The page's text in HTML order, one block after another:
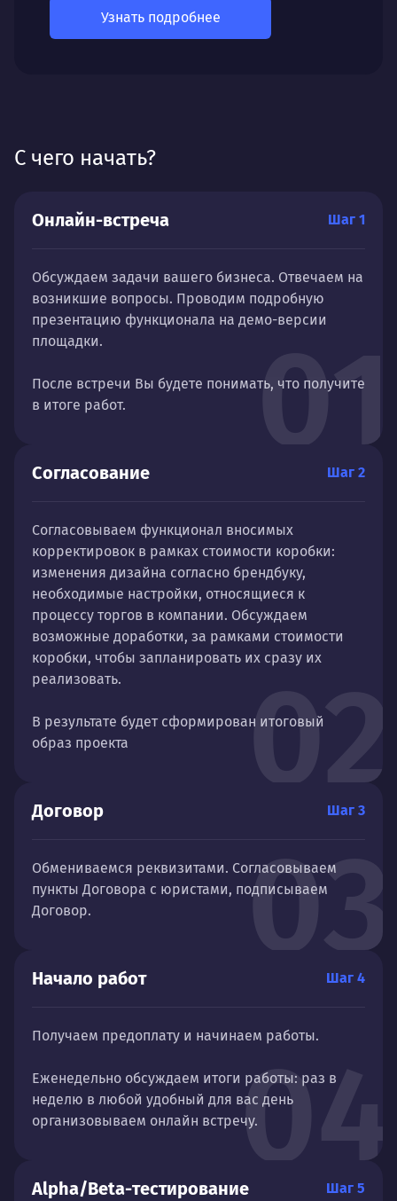
Узнать подробнее
С чего начать?
01
Онлайн-встреча Шаг 1
Обсуждаем задачи вашего бизнеса. Отвечаем на
возникшие вопросы. Проводим подробную
презентацию функционала на демо-версии
площадки.
После встречи Вы будете понимать, что получите
в итоге работ.
02
Согласование Шаг 2
Согласовываем функционал вносимых
корректировок в рамках стоимости коробки:
изменения дизайна согласно брендбуку,
необходимые настройки, относящиеся к
процессу торгов в компании. Обсуждаем
возможные доработки, за рамками стоимости
коробки, чтобы запланировать их сразу их
реализовать.
В результате будет сформирован итоговый
образ проекта
03
Договор Шаг 3
Обмениваемся реквизитами. Согласовываем
пункты Договора с юристами, подписываем
Договор.
04
Начало работ Шаг 4
Получаем предоплату и начинаем работы.
Еженедельно обсуждаем итоги работы: раз в
неделю в любой удобный для вас день
организовываем онлайн встречу.
Alpha/Beta-тестирование Шаг 5